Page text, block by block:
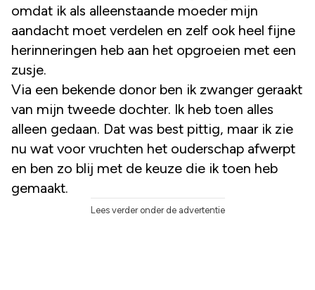
omdat ik als alleenstaande moeder mijn
aandacht moet verdelen en zelf ook heel fijne
herinneringen heb aan het opgroeien met een
zusje.
Via een bekende donor ben ik zwanger geraakt
van mijn tweede dochter. Ik heb toen alles
alleen gedaan. Dat was best pittig, maar ik zie
nu wat voor vruchten het ouderschap afwerpt
en ben zo blij met de keuze die ik toen heb
gemaakt.
Lees verder onder de advertentie